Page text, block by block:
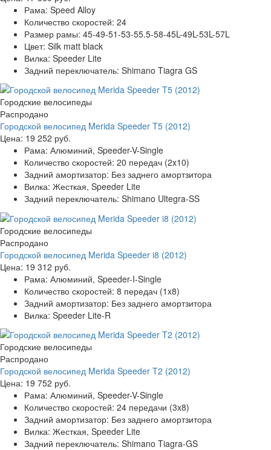
Рама: Speed Alloy
Количество скоростей: 24
Размер рамы: 45-49-51-53-55.5-58-45L-49L-53L-57L
Цвет: Silk matt black
Вилка: Speeder Lite
Задний переключатель: Shimano Tiagra GS
Городские велосипеды
Распродано
Городской велосипед Merida Speeder T5 (2012)
Цена: 19 252 руб.
Рама: Алюминий, Speeder-V-Single
Количество скоростей: 20 передач (2x10)
Задний амортизатор: Без заднего амортзитора
Вилка: Жесткая, Speeder Lite
Задний переключатель: Shimano Ultegra-SS
Городские велосипеды
Распродано
Городской велосипед Merida Speeder i8 (2012)
Цена: 19 312 руб.
Рама: Алюминий, Speeder-I-Single
Количество скоростей: 8 передач (1x8)
Задний амортизатор: Без заднего амортзитора
Вилка: Speeder Lite-R
Городские велосипеды
Распродано
Городской велосипед Merida Speeder T2 (2012)
Цена: 19 752 руб.
Рама: Алюминий, Speeder-V-Single
Количество скоростей: 24 передачи (3x8)
Задний амортизатор: Без заднего амортзитора
Вилка: Жесткая, Speeder Lite
Задний переключатель: Shimano Tiagra-GS